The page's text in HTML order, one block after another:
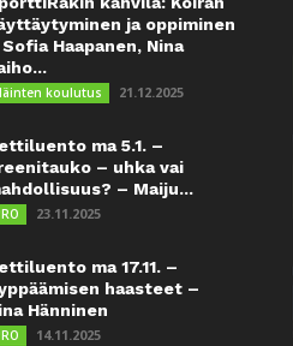
ja oppiminen
Haapanen, Nina
koulutus 21.12.2025
ma 5.1. –
– uhka vai
– Maiju...
23.11.2025
ma 17.11. –
haasteet –
Hänninen
14.11.2025